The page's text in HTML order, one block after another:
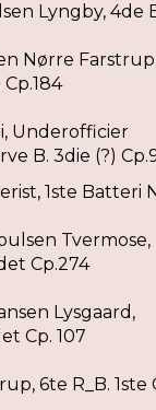
Lyngby, 4de
Nørre
Underofficier
B. 3die (?)
1ste Batteri
Tvermose,
Cp.274
Lysgaard,
Cp. 107
6te R_B. 1ste